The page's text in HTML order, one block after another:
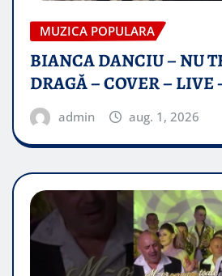
MUZICA POPULARA
BIANCA DANCIU – NU
DRAGĂ – COVER – LIVE
admin aug. 1, 2026